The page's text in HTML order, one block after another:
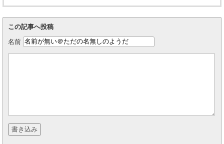
この記事へ投稿
名前